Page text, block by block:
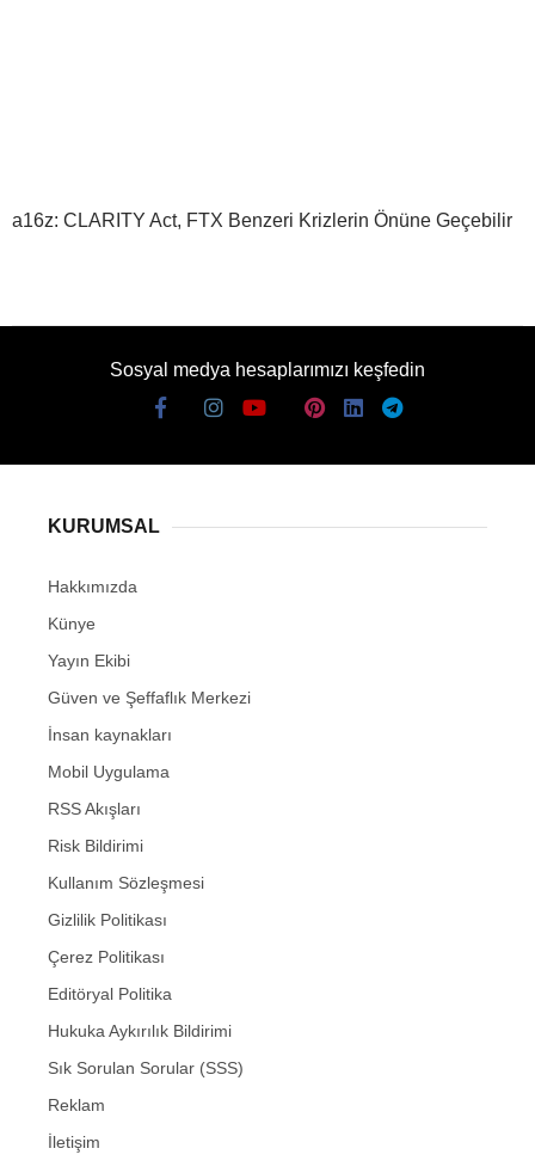
a16z: CLARITY Act, FTX Benzeri Krizlerin Önüne Geçebilir
Sosyal medya hesaplarımızı keşfedin
KURUMSAL
Hakkımızda
Künye
Yayın Ekibi
Güven ve Şeffaflık Merkezi
İnsan kaynakları
Mobil Uygulama
RSS Akışları
Risk Bildirimi
Kullanım Sözleşmesi
Gizlilik Politikası
Çerez Politikası
Editöryal Politika
Hukuka Aykırılık Bildirimi
Sık Sorulan Sorular (SSS)
Reklam
İletişim